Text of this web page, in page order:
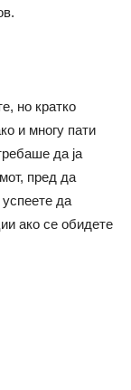
но кратко
и многу пати
да ја
пред да
да
ако се обидете